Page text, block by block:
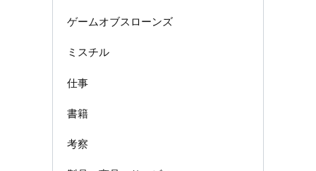
ゲームオブスローンズ
ミスチル
仕事
書籍
考察